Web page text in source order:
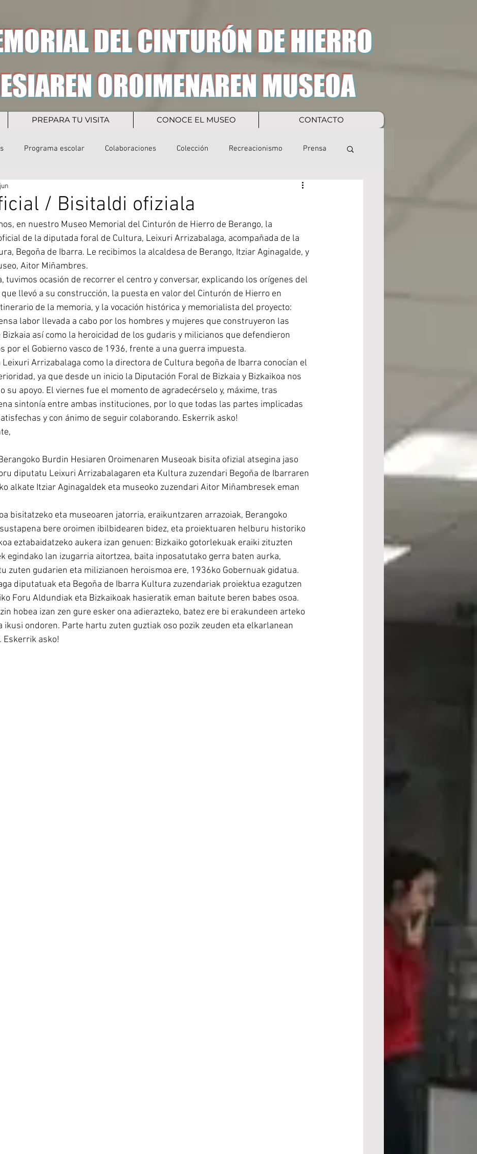
DEL CINTURÓN DE HIERRO
PREPARA TU VISITA CONOCE EL MUSEO CONTACTO
OROIMENAREN MUSEOA
Programa escolar Colaboraciones Colección Recreacionismo Prensa
/ Bisitaldi ofiziala
en nuestro Museo Memorial del Cinturón de Hierro de Berango, la
de la diputada foral de Cultura, Leixuri Arrizabalaga, acompañada de la
Begoña de Ibarra. Le recibimos la alcaldesa de Berango, Itziar Aginagalde, y
Aitor Miñambres.
tuvimos ocasión de recorrer el centro y conversar, explicando los orígenes del
llevó a su construcción, la puesta en valor del Cinturón de Hierro en
de la memoria, y la vocación histórica y memorialista del proyecto:
labor llevada a cabo por los hombres y mujeres que construyeron las
así como la heroicidad de los gudaris y milicianos que defendieron
por el Gobierno vasco de 1936, frente a una guerra impuesta.
Arrizabalaga como la directora de Cultura begoña de Ibarra conocían el
ya que desde un inicio la Diputación Foral de Bizkaia y Bizkaikoa nos
su apoyo. El viernes fue el momento de agradecérselo y, máxime, tras
sintonía entre ambas instituciones, por lo que todas las partes implicadas
y con ánimo de seguir colaborando. Eskerrik asko!
Burdin Hesiaren Oroimenaren Museoak bisita ofizial atsegina jaso
diputatu Leixuri Arrizabalagaren eta Kultura zuzendari Begoña de Ibarraren
alkate Itziar Aginagaldek eta museoko zuzendari Aitor Miñambresek eman
bisitatzeko eta museoaren jatorria, eraikuntzaren arrazoiak, Berangoko
bere oroimen ibilbidearen bidez, eta proiektuaren helburu historiko
eztabaidatzeko aukera izan genuen: Bizkaiko gotorlekuak eraiki zituzten
egindako lan izugarria aitortzea, baita inposatutako gerra baten aurka,
zuten gudarien eta milizianoen heroismoa ere, 1936ko Gobernuak gidatua.
diputatuak eta Begoña de Ibarra Kultura zuzendariak proiektua ezagutzen
Foru Aldundiak eta Bizkaikoak hasieratik eman baitute beren babes osoa.
hobea izan zen gure esker ona adierazteko, batez ere bi erakundeen arteko
ikusi ondoren. Parte hartu zuten guztiak oso pozik zeuden eta elkarlanean
Eskerrik asko!